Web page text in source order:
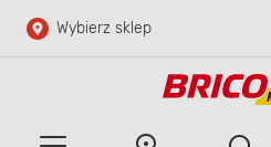
Przejdź do głównej zawartości
Wybierz sklep